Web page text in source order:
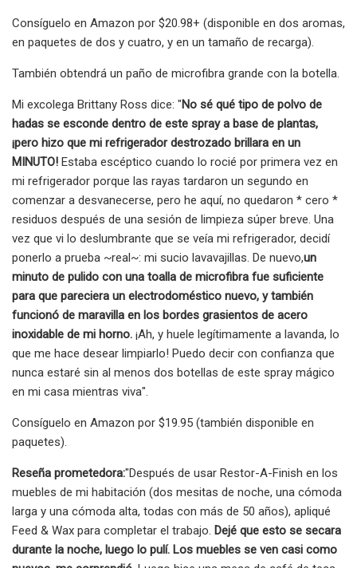
Consíguelo en Amazon por $20.98+ (disponible en dos aromas,
en paquetes de dos y cuatro, y en un tamaño de recarga).
También obtendrá un paño de microfibra grande con la botella.
Mi excolega Brittany Ross dice: "No sé qué tipo de polvo de
hadas se esconde dentro de este spray a base de plantas,
¡pero hizo que mi refrigerador destrozado brillara en un
MINUTO! Estaba escéptico cuando lo rocié por primera vez en
mi refrigerador porque las rayas tardaron un segundo en
comenzar a desvanecerse, pero he aquí, no quedaron * cero *
residuos después de una sesión de limpieza súper breve. Una
vez que vi lo deslumbrante que se veía mi refrigerador, decidí
ponerlo a prueba ~real~: mi sucio lavavajillas. De nuevo,un
minuto de pulido con una toalla de microfibra fue suficiente
para que pareciera un electrodoméstico nuevo, y también
funcionó de maravilla en los bordes grasientos de acero
inoxidable de mi horno. ¡Ah, y huele legítimamente a lavanda, lo
que me hace desear limpiarlo! Puedo decir con confianza que
nunca estaré sin al menos dos botellas de este spray mágico
en mi casa mientras viva".
Consíguelo en Amazon por $19.95 (también disponible en
paquetes).
Reseña prometedora:"Después de usar Restor-A-Finish en los
muebles de mi habitación (dos mesitas de noche, una cómoda
larga y una cómoda alta, todas con más de 50 años), apliqué
Feed & Wax para completar el trabajo. Dejé que esto se secara
durante la noche, luego lo pulí. Los muebles se ven casi como